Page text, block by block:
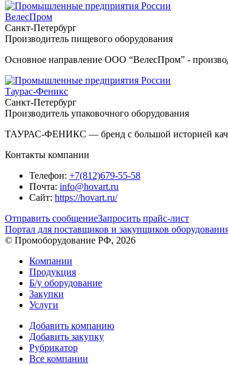
ВелесПром
Санкт-Петербург
Производитель пищевого оборудования
Основное направление ООО “ВелесПром” -
Таурас-Феникс
Санкт-Петербург
Производитель упаковочного оборудования
ТАУРАС-ФЕНИКС — бренд с большой историей
Контакты компании
Телефон: +7(812)679-55-58
Почта: info@hovart.ru
Сайт: https://hovart.ru/
Отправить сообщениеЗапросить прайс-лист
Портал для поставщиков и закупщиков
© Промоборудование РФ, 2026
Компании
Продукция
Б/у оборудование
Закупки
Услуги
Добавить компанию
Добавить закупку
Рубрикатор
Все компании